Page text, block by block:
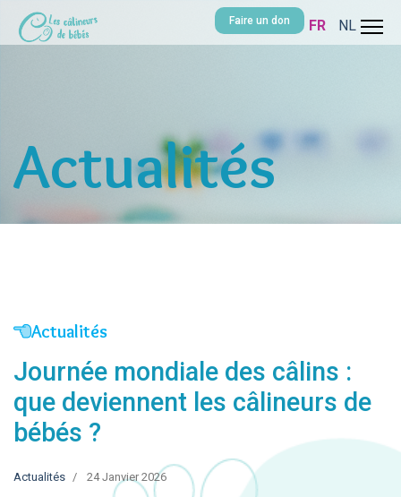
Faire un don Sélectionnez
FR NL
Actualités
Actualités
Journée mondiale des câlins :
que deviennent les câlineurs de
bébés ?
Actualités 24 Janvier 2026